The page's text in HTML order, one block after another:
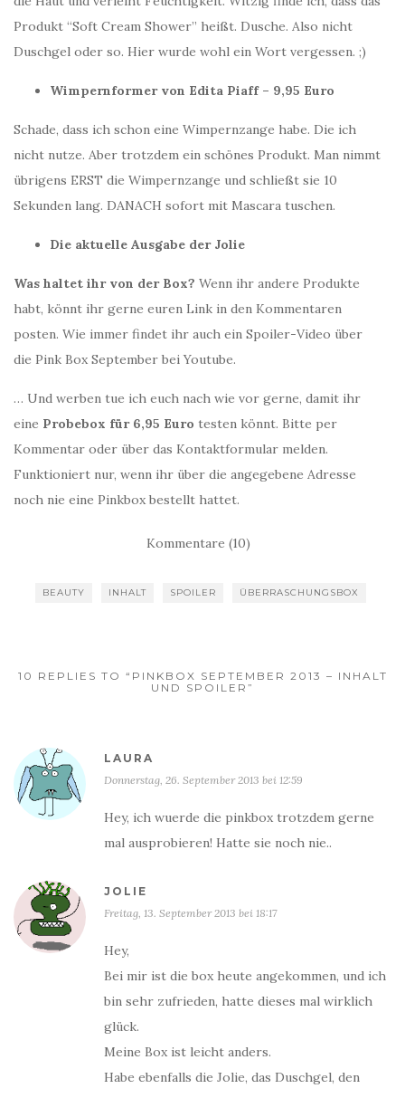
Produkt “Soft Cream Shower” heißt. Dusche. Also nicht
Duschgel oder so. Hier wurde wohl ein Wort vergessen. ;)
Wimpernformer von Edita Piaff – 9,95 Euro
Schade, dass ich schon eine Wimpernzange habe. Die ich
nicht nutze. Aber trotzdem ein schönes Produkt. Man nimmt
übrigens ERST die Wimpernzange und schließt sie 10
Sekunden lang. DANACH sofort mit Mascara tuschen.
Die aktuelle Ausgabe der Jolie
Was haltet ihr von der Box? Wenn ihr andere Produkte
habt, könnt ihr gerne euren Link in den Kommentaren
posten. Wie immer findet ihr auch ein Spoiler-Video über
die Pink Box September bei Youtube.
… Und werben tue ich euch nach wie vor gerne, damit ihr
eine Probebox für 6,95 Euro testen könnt. Bitte per
Kommentar oder über das Kontaktformular melden.
Funktioniert nur, wenn ihr über die angegebene Adresse
noch nie eine Pinkbox bestellt hattet.
Kommentare (10)
BEAUTY INHALT SPOILER ÜBERRASCHUNGSBOX
10 REPLIES TO “PINKBOX SEPTEMBER 2013 – INHALT
UND SPOILER”
LAURA
Donnerstag, 26. September 2013 bei 12:59
Hey, ich wuerde die pinkbox trotzdem gerne
mal ausprobieren! Hatte sie noch nie..
JOLIE
Freitag, 13. September 2013 bei 18:17
Hey,
Bei mir ist die box heute angekommen, und ich
bin sehr zufrieden, hatte dieses mal wirklich
glück.
Meine Box ist leicht anders.
Habe ebenfalls die Jolie, das Duschgel, den